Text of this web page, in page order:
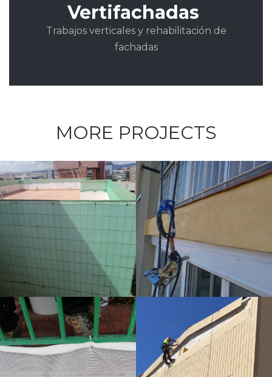
Vertifachadas
Trabajos verticales y rehabilitación de
fachadas
MORE PROJECTS
Cantos de
balcón
Tabique
pluvial